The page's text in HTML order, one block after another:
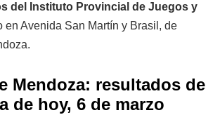
del Instituto Provincial de Juegos y
en Avenida San Martín y Brasil, de
Mendoza: resultados de
de hoy, 6 de marzo